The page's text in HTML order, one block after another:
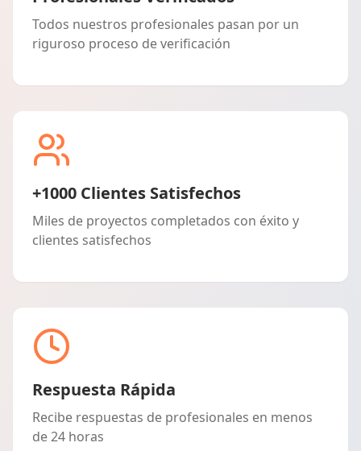
Todos nuestros profesionales pasan por un
riguroso proceso de verificación
+1000 Clientes Satisfechos
Miles de proyectos completados con éxito y
clientes satisfechos
Respuesta Rápida
Recibe respuestas de profesionales en menos
de 24 horas